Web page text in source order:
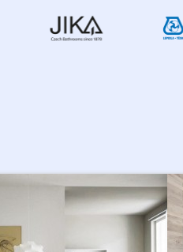
LAUFEN